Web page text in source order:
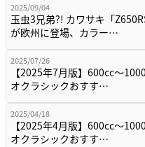
2025/09/04
玉虫3兄弟?! カワサキ「
が欧州に登場、カラー…
2025/07/26
【2025年7月版】600cc～
オクラシックおすす…
2025/04/18
【2025年4月版】600cc～
オクラシックおすす…